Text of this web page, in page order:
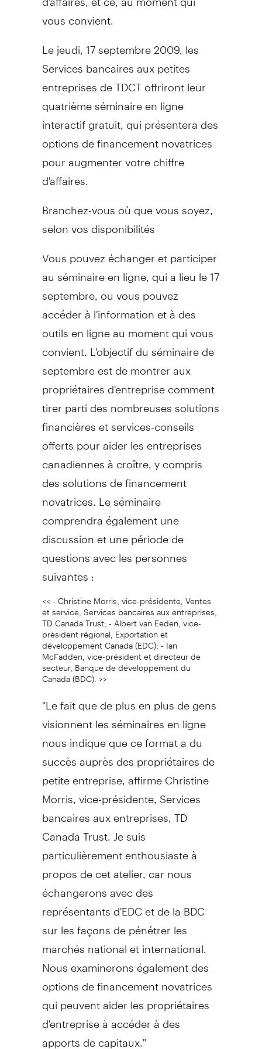
vous convient.
Le jeudi, 17 septembre 2009, les
Services bancaires aux petites
entreprises de TDCT offriront leur
quatrième séminaire en ligne
interactif gratuit, qui présentera des
options de financement novatrices
pour augmenter votre chiffre
d'affaires.
Branchez-vous où que vous soyez,
selon vos disponibilités
Vous pouvez échanger et participer
au séminaire en ligne, qui a lieu le 17
septembre, ou vous pouvez
accéder à l'information et à des
outils en ligne au moment qui vous
convient. L'objectif du séminaire de
septembre est de montrer aux
propriétaires d'entreprise comment
tirer parti des nombreuses solutions
financières et services-conseils
offerts pour aider les entreprises
canadiennes à croître, y compris
des solutions de financement
novatrices. Le séminaire
comprendra également une
discussion et une période de
questions avec les personnes
suivantes :
<< - Christine Morris, vice-présidente, Ventes
et service, Services bancaires aux entreprises,
TD Canada Trust; - Albert van Eeden, vice-
président régional, Exportation et
développement Canada (EDC); - Ian
McFadden, vice-président et directeur de
secteur, Banque de développement du
Canada (BDC). >>
"Le fait que de plus en plus de gens
visionnent les séminaires en ligne
nous indique que ce format a du
succès auprès des propriétaires de
petite entreprise, affirme Christine
Morris, vice-présidente, Services
bancaires aux entreprises, TD
Canada Trust. Je suis
particulièrement enthousiaste à
propos de cet atelier, car nous
échangerons avec des
représentants d'EDC et de la BDC
sur les façons de pénétrer les
marchés national et international.
Nous examinerons également des
options de financement novatrices
qui peuvent aider les propriétaires
d'entreprise à accéder à des
apports de capitaux."